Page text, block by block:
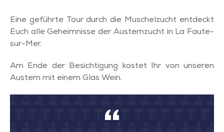
Eine geführte Tour durch die Muschelzucht entdeckt
Euch alle Geheimnisse der Austernzucht in La Faute-
sur-Mer.
Am Ende der Besichtigung kostet Ihr von unseren
Austern mit einem Glas Wein.